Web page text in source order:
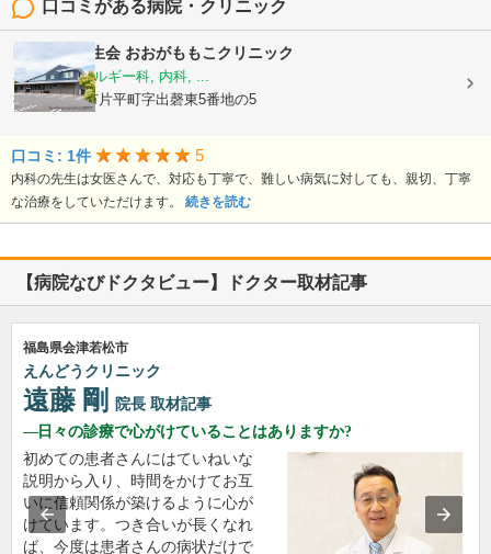
口コミがある病院・クリニック
医療法人健生会 おおがももこクリニック
小児科, アレルギー科, 内科, ...
福島県郡山市片平町字出磬東5番地の5
口コミ: 1件 5
内科の先生は女医さんで、対応も丁寧で、難しい病気に対しても、親切、丁寧
な治療をしていただけます。 続きを読む
【病院なびドクタビュー】ドクター取材記事
福島県会津若松市
えんどうクリニック
遠藤 剛 院長 取材記事
日々の診療で心がけていることはありますか?
初めての患者さんにはていねいな
説明から入り、時間をかけてお互
いに信頼関係が築けるように心が
けています。つき合いが長くなれ
ば、今度は患者さんの病状だけで